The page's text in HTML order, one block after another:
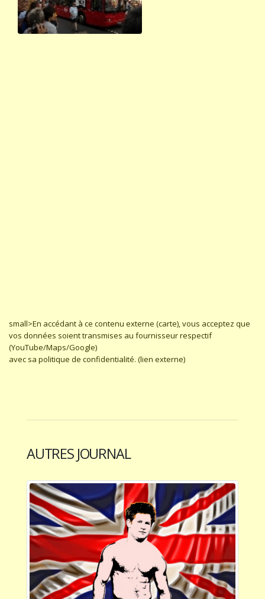
small>En accédant à ce contenu externe (carte), vous acceptez que
vos données soient transmises au fournisseur respectif
(YouTube/Maps/Google)
avec sa politique de confidentialité. (lien externe)
AUTRES JOURNAL